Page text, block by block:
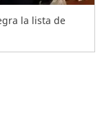
la lista de